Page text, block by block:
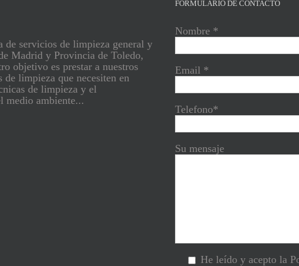
de servicios de limpieza general y
Madrid y Provincia de Toledo,
objetivo es prestar a nuestros
limpieza que necesiten en
de limpieza y el
medio ambiente...
FORMULARIO DE CONTACTO
Nombre *
Email *
Telefono*
Su mensaje
He leído y acepto la